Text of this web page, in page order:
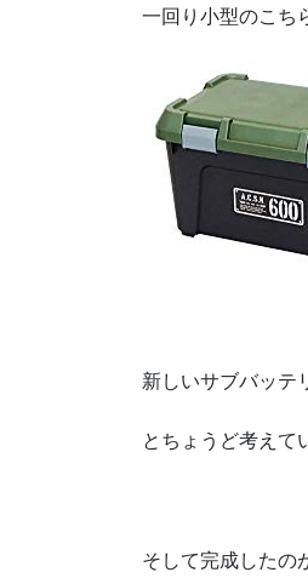
一回り小型のこち
新しいサブバッテ
とちょうど考えて
そして完成したの